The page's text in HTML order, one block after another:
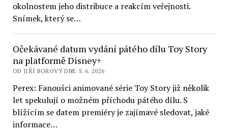
okolnostem jeho distribuce a reakcím veřejnosti.
Snímek, který se…
Očekávané datum vydání pátého dílu Toy Story
na platformě Disney+
OD JIŘÍ BOROVÝ DNE 5. 6. 2026
Perex: Fanoušci animované série Toy Story již několik
let spekulují o možném příchodu pátého dílu. S
blížícím se datem premiéry je zajímavé sledovat, jaké
informace…